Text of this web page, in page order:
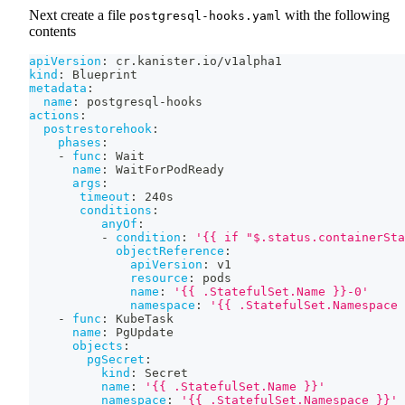
Next create a file postgresql-hooks.yaml with the following
contents
apiVersion :
cr.kanister.io/v1alpha1
kind :
Blueprint
metadata :
name : postgresql - hooks
actions :
postrestorehook :
phases :
-
func :
Wait
name :
WaitForPodReady
args :
timeout :
240s
conditions :
anyOf :
-
condition :
'{{ if
objectReference :
apiVersion :
v1
resource :
pods
name :
'{{ .StatefulSet.Name }}-0'
namespace :
'{{
-
func :
KubeTask
name :
PgUpdate
objects :
pgSecret :
kind :
Secret
name :
'{{ .StatefulSet.Name }}'
namespace : '{{ .StatefulSet.Namespace }}'